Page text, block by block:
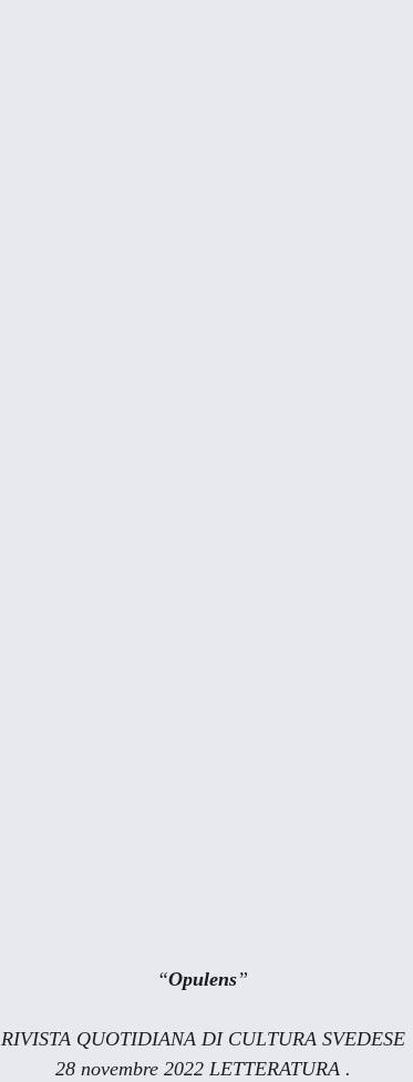
“Opulens”
RIVISTA QUOTIDIANA DI CULTURA SVEDESE
28 novembre 2022 LETTERATURA .